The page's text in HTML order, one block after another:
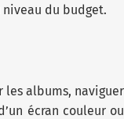
du budget.
les albums, naviguer
écran couleur ou